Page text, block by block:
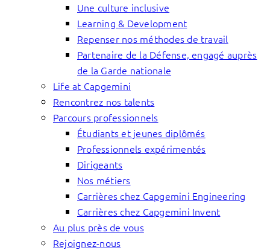
Une culture inclusive
Learning & Development
Repenser nos méthodes de travail
Partenaire de la Défense, engagé auprès
de la Garde nationale
Life at Capgemini
Rencontrez nos talents
Parcours professionnels
Étudiants et jeunes diplômés
Professionnels expérimentés
Dirigeants
Nos métiers
Carrières chez Capgemini Engineering
Carrières chez Capgemini Invent
Au plus près de vous
Rejoignez-nous